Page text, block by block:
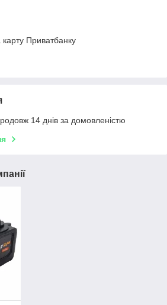
Приватбанку
14 днів за домовленістю